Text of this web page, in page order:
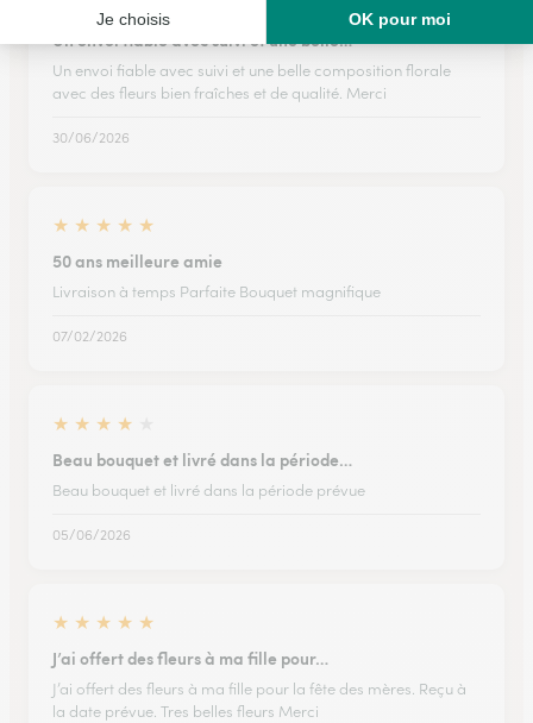
Un envoi fiable avec suivi et une belle…
Un envoi fiable avec suivi et une belle composition florale
avec des fleurs bien fraîches et de qualité. Merci
30/06/2026
★ ★ ★ ★ ★
50 ans meilleure amie
Livraison à temps Parfaite Bouquet magnifique
07/02/2026
★ ★ ★ ★
Beau bouquet et livré dans la période…
Beau bouquet et livré dans la période prévue
05/06/2026
★ ★ ★ ★ ★
J’ai offert des fleurs à ma fille pour…
J’ai offert des fleurs à ma fille pour la fête des mères. Reçu à
la date prévue. Tres belles fleurs Merci